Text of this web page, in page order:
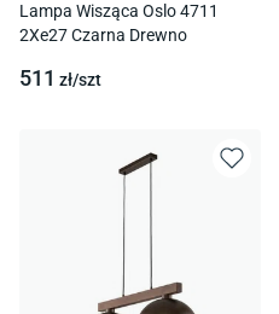
Lampa Wisząca Oslo 4711
2Xe27 Czarna Drewno
511 zł/szt